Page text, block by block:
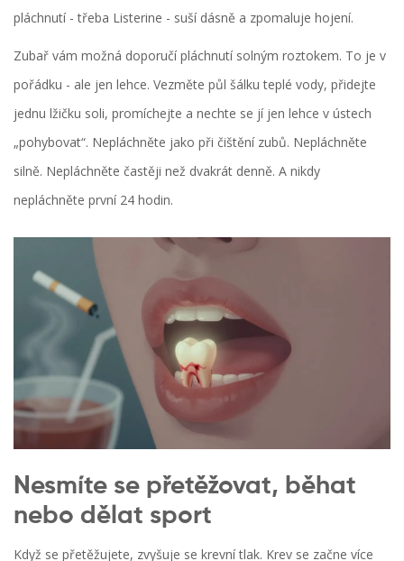
pláchnutí - třeba Listerine - suší dásně a zpomaluje hojení.
Zubař vám možná doporučí pláchnutí solným roztokem. To je v
pořádku - ale jen lehce. Vezměte půl šálku teplé vody, přidejte
jednu lžičku soli, promíchejte a nechte se jí jen lehce v ústech
„pohybovat“. Nepláchněte jako při čištění zubů. Nepláchněte
silně. Nepláchněte častěji než dvakrát denně. A nikdy
nepláchněte první 24 hodin.
Nesmíte se přetěžovat, běhat
nebo dělat sport
Když se přetěžujete, zvyšuje se krevní tlak. Krev se začne více